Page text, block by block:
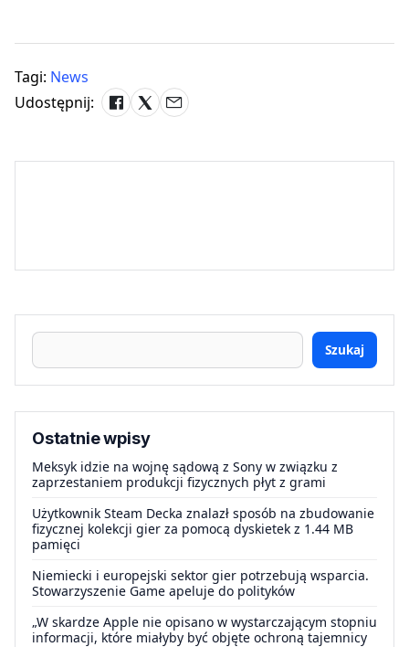
Tagi: News
Udostępnij:
Szukaj
Ostatnie wpisy
Meksyk idzie na wojnę sądową z Sony w związku z
zaprzestaniem produkcji fizycznych płyt z grami
Użytkownik Steam Decka znalazł sposób na zbudowanie
fizycznej kolekcji gier za pomocą dyskietek z 1.44 MB
pamięci
Niemiecki i europejski sektor gier potrzebują wsparcia.
Stowarzyszenie Game apeluje do polityków
„W skardze Apple nie opisano w wystarczającym stopniu
informacji, które miałyby być objęte ochroną tajemnicy